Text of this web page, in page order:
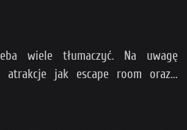
wiele tłumaczyć. Na uwagę
atrakcje jak escape room oraz...